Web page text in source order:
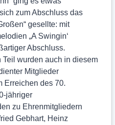
zum Abschluss das
gesellte: mit
„A Swingin‘
Abschluss.
wurden auch in diesem
Mitglieder
Erreichen des 70.
jähriger
zu Ehrenmitgliedern
Gebhart, Heinz